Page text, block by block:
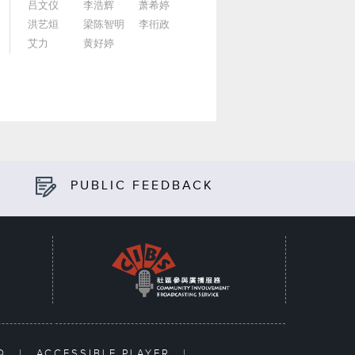
吕文仪 李浩辉
萧希婷
洪艺烜
梁陈智明
李衎政
艾力
黄好婷
PUBLIC FEEDBACK